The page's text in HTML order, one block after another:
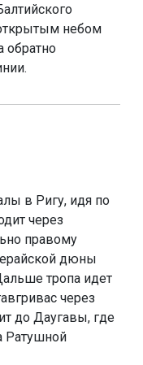
небом
обратно
в Ригу, идя по
через
правому
дюны
тропа идет
через
до Даугавы, где
Ратушной